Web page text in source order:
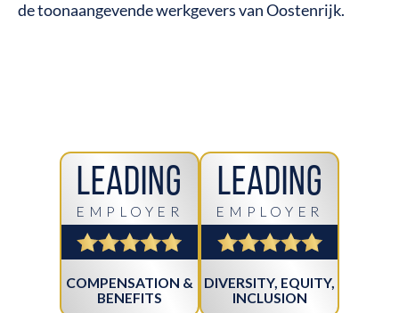
de toonaangevende werkgevers van Oostenrijk.
Leading
EMPLOYER
COMPENSATION &
BENEFITS
Leading
EMPLOYER
DIVERSITY, EQUITY,
INCLUSION